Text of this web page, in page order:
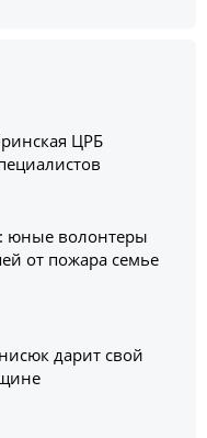
ЦРБ
юные волонтеры
от пожара семье
дарит свой